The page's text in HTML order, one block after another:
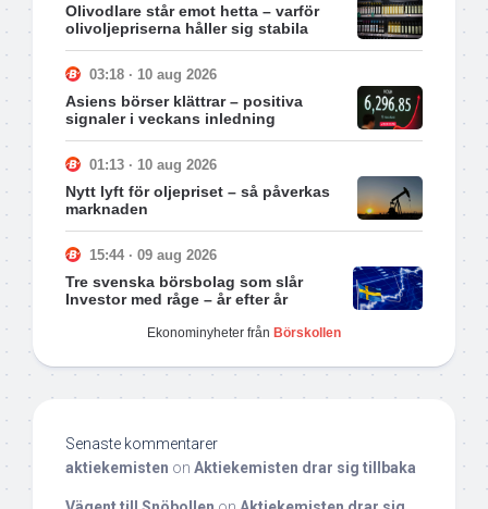
Olivodlare står emot hetta – varför
olivoljepriserna håller sig stabila
03:18 · 10 aug 2026
Asiens börser klättrar – positiva
signaler i veckans inledning
01:13 · 10 aug 2026
Nytt lyft för oljepriset – så påverkas
marknaden
15:44 · 09 aug 2026
Tre svenska börsbolag som slår
Investor med råge – år efter år
Ekonominyheter från Börskollen
Senaste kommentarer
aktiekemisten on Aktiekemisten drar sig tillbaka